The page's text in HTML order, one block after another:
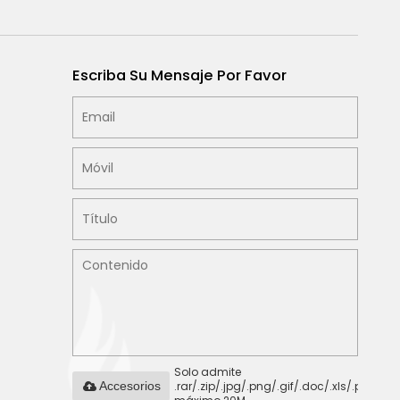
Escriba Su Mensaje Por Favor
Solo admite
.rar/.zip/.jpg/.png/.gif/.doc/.xls/.pdf,
Accesorios